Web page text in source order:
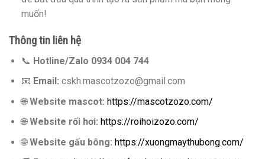
muốn!
Thông tin liên hệ
📞 Hotline/Zalo 0934 004 744
📧 Email: cskh.mascotzozo@gmail.com
🌐Website mascot: https://mascotzozo.com/
🌐Website rối hơi: https://roihoizozo.com/
🌐Website gấu bông: https://xuongmaythubong.com/